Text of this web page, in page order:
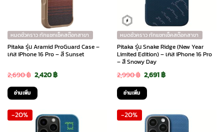
หมดชั่วคราว ทักแชทเช็คสต๊อกสาขา
Pitaka รุ่น Aramid ProGuard Case –
เคส iPhone 16 Pro – สี Sunset
2,690฿ Original
price
was:
2,690 ฿.
2,420฿Current
2,420 ฿.
อ่านเพิ่ม
หมดชั่วคราว ทักแชทเช็คสต๊อกสาขา
Pitaka รุ่น Snake Ridge (New Year
Limited Edition) – เคส iPhone 16 Pro
– สี Snowy Day
2,990฿ Original
price
was:
2,990 ฿.
2,691฿Current
2,691 ฿.
อ่านเพิ่ม
-20% -20%